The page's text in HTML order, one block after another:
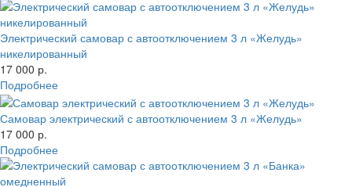
Электрический самовар с автоотключением 3 л «Желудь»
никелированный
17 000 р.
Подробнее
Самовар электрический с автоотключением 3 л «Желудь»
17 000 р.
Подробнее